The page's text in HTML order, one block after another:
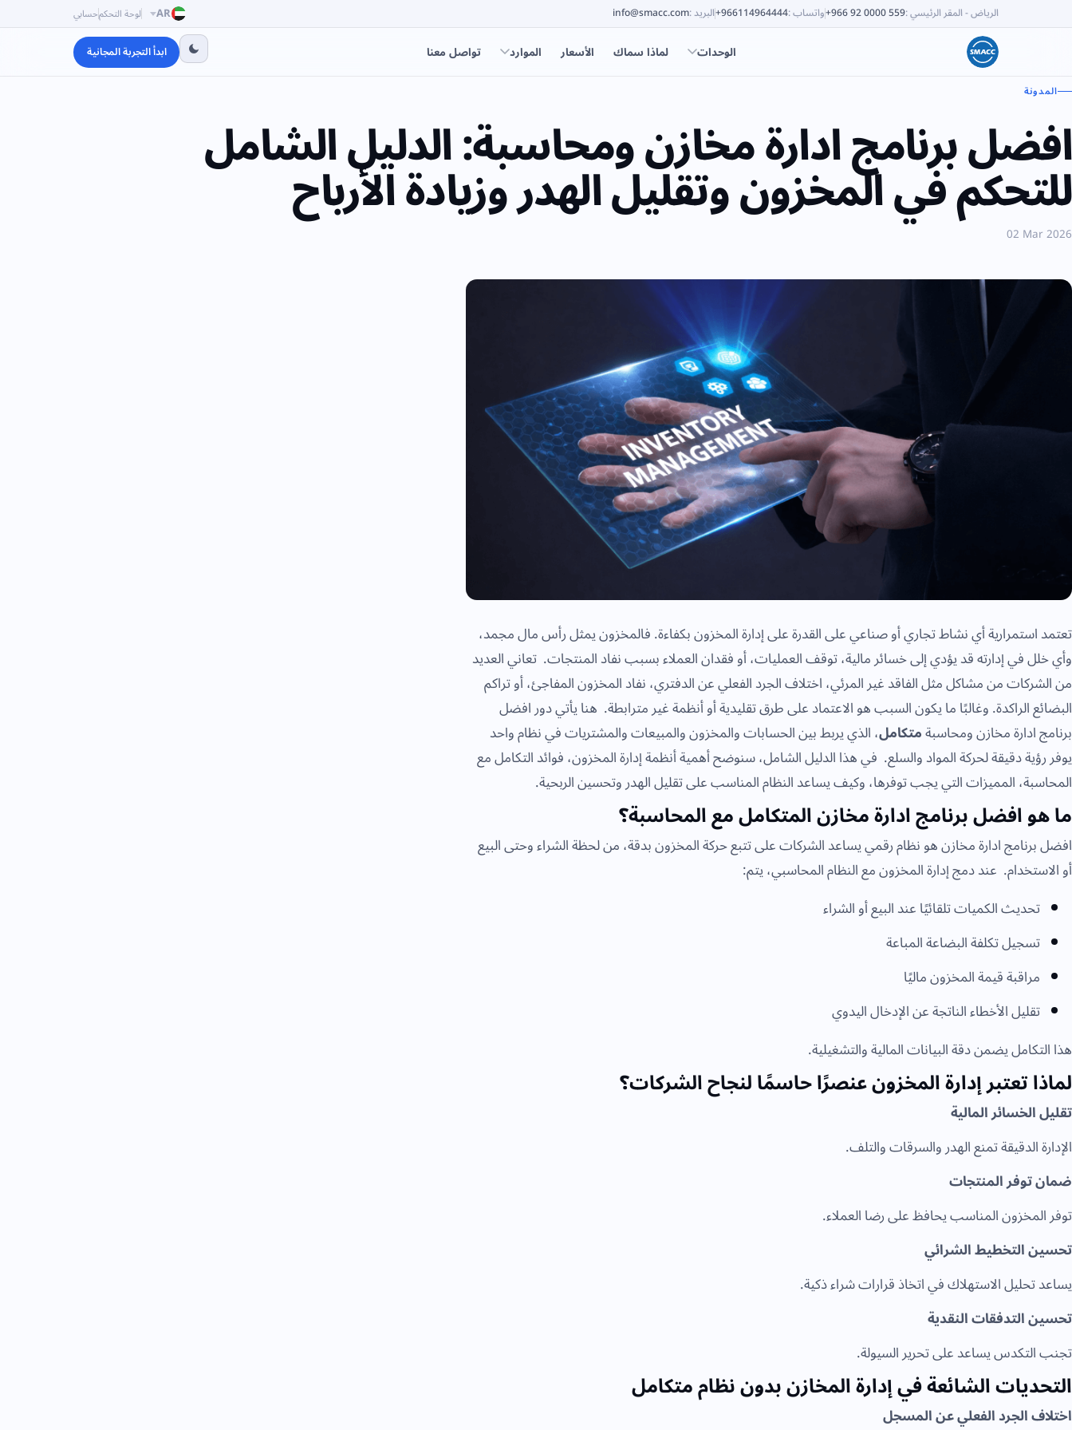
الرياض - المقر الرئيسي:
+966 92 0000 559واتساب:
+966114964444البريد:
info@smacc.com
AR لوحة التحكمحسابي
الوحدات لماذا سماك الأسعار الموارد تواصل معنا ابدأ التجربة المجانية
المدونة
افضل برنامج ادارة مخازن ومحاسبة: الدليل الشامل
للتحكم في المخزون وتقليل الهدر وزيادة الأرباح
02 Mar 2026
تعتمد استمرارية أي نشاط تجاري أو صناعي على القدرة على إدارة المخزون بكفاءة. فالمخزون يمثل رأس مال مجمد،
وأي خلل في إدارته قد يؤدي إلى خسائر مالية، توقف العمليات، أو فقدان العملاء بسبب نفاد المنتجات. تعاني العديد
من الشركات من مشاكل مثل الفاقد غير المرئي، اختلاف الجرد الفعلي عن الدفتري، نفاد المخزون المفاجئ، أو تراكم
البضائع الراكدة. وغالبًا ما يكون السبب هو الاعتماد على طرق تقليدية أو أنظمة غير مترابطة. هنا يأتي دور افضل
برنامج ادارة مخازن ومحاسبةمتكامل، الذي يربط بين الحسابات والمخزون والمبيعات والمشتريات في نظام واحد
يوفر رؤية دقيقة لحركة المواد والسلع. في هذا الدليل الشامل، سنوضح أهمية أنظمة إدارة المخزون، فوائد التكامل مع
المحاسبة، المميزات التي يجب توفرها، وكيف يساعد النظام المناسب على تقليل الهدر وتحسين الربحية.
ما هو افضل برنامج ادارة مخازن المتكامل مع المحاسبة؟
افضل برنامج ادارة مخازن هو نظام رقمي يساعد الشركات على تتبع حركة المخزون بدقة، من لحظة الشراء وحتى البيع
أو الاستخدام. عند دمج إدارة المخزون مع النظام المحاسبي، يتم:
تحديث الكميات تلقائيًا عند البيع أو الشراء
تسجيل تكلفة البضاعة المباعة
مراقبة قيمة المخزون ماليًا
تقليل الأخطاء الناتجة عن الإدخال اليدوي
هذا التكامل يضمن دقة البيانات المالية والتشغيلية.
لماذا تعتبر إدارة المخزون عنصرًا حاسمًا لنجاح الشركات؟
تقليل الخسائر المالية
الإدارة الدقيقة تمنع الهدر والسرقات والتلف.
ضمان توفر المنتجات
توفر المخزون المناسب يحافظ على رضا العملاء.
تحسين التخطيط الشرائي
يساعد تحليل الاستهلاك في اتخاذ قرارات شراء ذكية.
تحسين التدفقات النقدية
تجنب التكدس يساعد على تحرير السيولة.
التحديات الشائعة في إدارة المخازن بدون نظام متكامل
اختلاف الجرد الفعلي عن المسجل